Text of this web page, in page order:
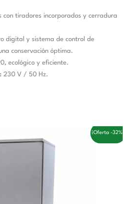
con tiradores incorporados y cerradura
digital y sistema de control de
conservación óptima.
ecológico y eficiente.
230 V / 50 Hz.
¡Oferta -32%!